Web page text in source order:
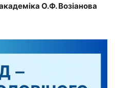
О.Ф. Возіанова